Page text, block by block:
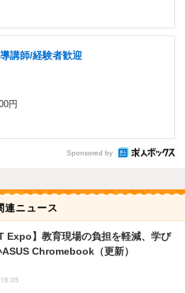
講師/経験者歓迎
円
Sponsored by
連ニュース
Expo】教育現場の負担を軽減、学び
Chromebook（更新）